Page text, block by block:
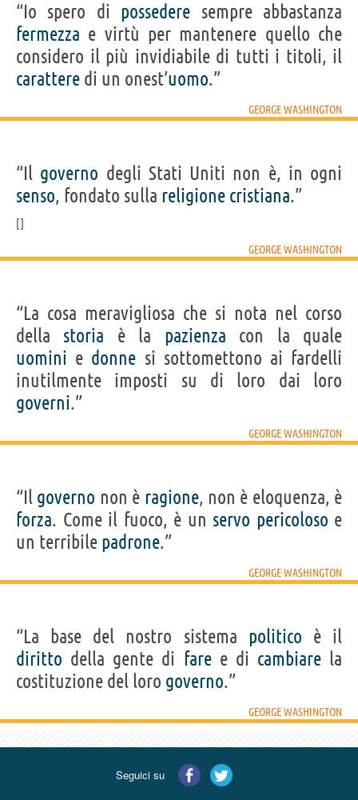
“Io spero di possedere sempre abbastanza
fermezza e virtù per mantenere quello che
considero il più invidiabile di tutti i titoli, il
carattere di un onest’uomo.”
GEORGE WASHINGTON
“Il governo degli Stati Uniti non è, in ogni
senso, fondato sulla religione cristiana.”
GEORGE WASHINGTON
“La cosa meravigliosa che si nota nel corso
della storia è la pazienza con la quale
uomini e donne si sottomettono ai fardelli
inutilmente imposti su di loro dai loro
governi.”
GEORGE WASHINGTON
“Il governo non è ragione, non è eloquenza, è
forza. Come il fuoco, è un servo pericoloso e
un terribile padrone.”
GEORGE WASHINGTON
“La base del nostro sistema politico è il
diritto della gente di faree di cambiarela
costituzione del loro governo.”
GEORGE WASHINGTON
Seguici su